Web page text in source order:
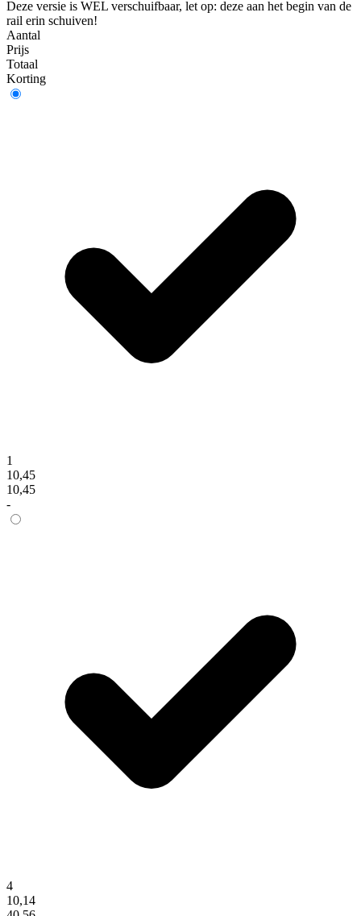
Deze versie is WEL verschuifbaar, let op: deze aan het begin van de
rail erin schuiven!
Aantal
Prijs
Totaal
Korting
1
10,45
10,45
-
4
10,14